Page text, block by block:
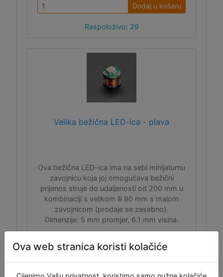
Dodaj u košaru
Raspoloživo: 29
Velika bežična LED-ica - plava
Ova bežična LED-ica ima na sebi minijaturnu
zavojnicu koja joj omogućava bežični
prijenos struje do udaljenosti od 200 mm u
kombinaciji s velikom ili 90 mm s malom
zavojnicom (prodaje se zasebno).
Dimenzije: 5 mm promjer, 6.1 mm visina.
Ova web stranica koristi kolačiće